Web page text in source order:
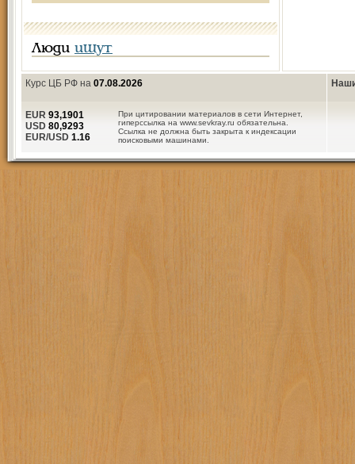
Люди ищут
Курс ЦБ РФ на 07.08.2026
При цитировании материалов в сети Интернет,
гиперссылка на www.sevkray.ru обязательна.
Ссылка не должна быть закрыта к индексации
поисковыми машинами.
EUR 93,1901
USD 80,9293
EUR/USD 1.16